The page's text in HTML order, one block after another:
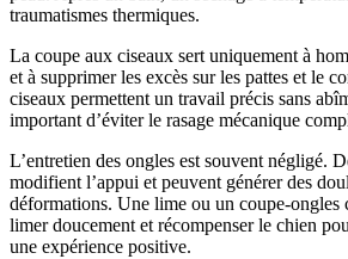
traumatismes thermiques.
La coupe aux ciseaux sert uniquement à
et à supprimer les excès sur les pattes et le
ciseaux permettent un travail précis sans
important d’éviter le rasage mécanique
L’entretien des ongles est souvent négligé.
modifient l’appui et peuvent générer des
déformations. Une lime ou un coupe-ongles
limer doucement et récompenser le chien
une expérience positive.